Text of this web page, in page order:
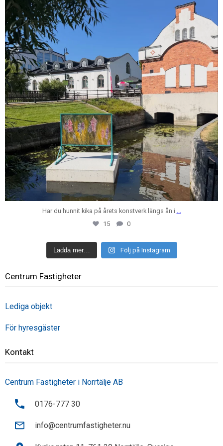
Jul 28
Har du hunnit kika på årets konstverk längs ån i
15
0
Ladda mer… Följ på Instagram
Centrum Fastigheter
Lediga objekt
För hyresgäster
Kontakt
Centrum Fastigheter i Norrtälje AB
0176-777 30
info@centrumfastigheter.nu